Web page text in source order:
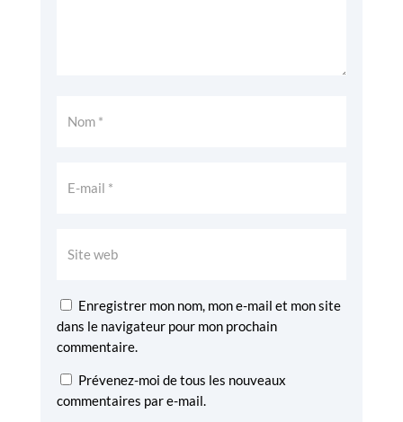
Enregistrer mon nom, mon e-mail et mon site
dans le navigateur pour mon prochain
commentaire.
Prévenez-moi de tous les nouveaux
commentaires par e-mail.